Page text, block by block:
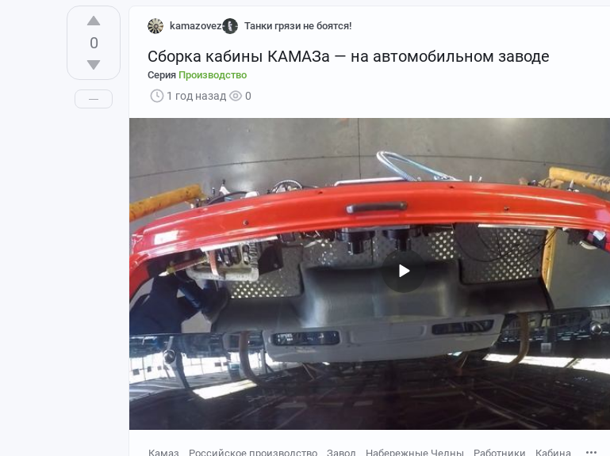
0
kamazovez Танки грязи не боятся!
Сборка кабины КАМАЗа — на автомобильном заводе
Серия Производство
1 год назад 0
Камаз Российское производство Завод Набережные Челны Работники Кабина